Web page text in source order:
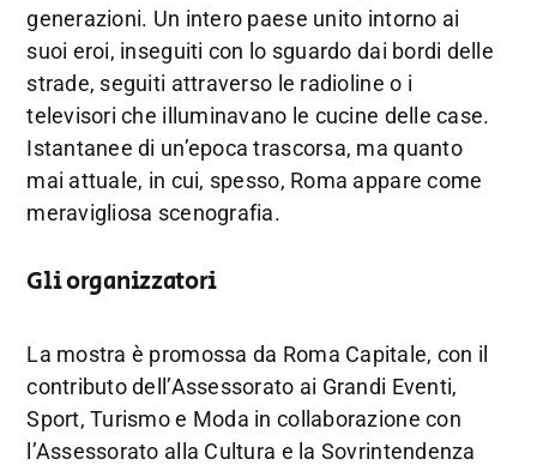
generazioni. Un intero paese unito intorno ai
suoi eroi, inseguiti con lo sguardo dai bordi delle
strade, seguiti attraverso le radioline o i
televisori che illuminavano le cucine delle case.
Istantanee di un’epoca trascorsa, ma quanto
mai attuale, in cui, spesso, Roma appare come
meravigliosa scenografia.
Gli organizzatori
La mostra è promossa da Roma Capitale, con il
contributo dell’Assessorato ai Grandi Eventi,
Sport, Turismo e Moda in collaborazione con
l’Assessorato alla Cultura e la Sovrintendenza